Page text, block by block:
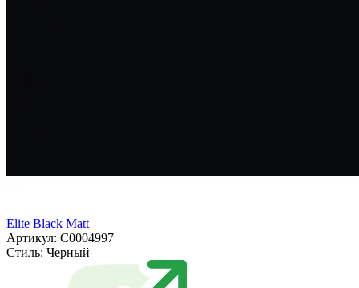
Elite Black Matt
Артикул: С0004997
Стиль: Черный